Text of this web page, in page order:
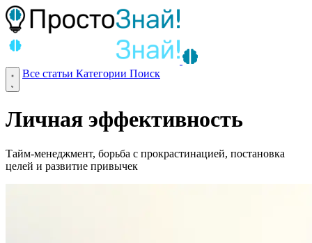
Все статьи Категории Поиск
Личная эффективность
Тайм-менеджмент, борьба с прокрастинацией, постановка
целей и развитие привычек